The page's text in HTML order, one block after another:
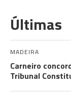
Últimas
MADEIRA
Carneiro
Tribunal